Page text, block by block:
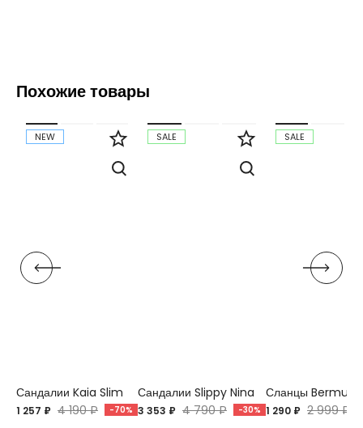
Похожие товары
NEW
Сандалии Kaia Slim
1 257 ₽ 4 190 ₽ -70%
SALE
Сандалии Slippy Nina
3 353 ₽ 4 790 ₽ -30%
SALE
Сланцы Bermuda
1 290 ₽ 2 999 ₽